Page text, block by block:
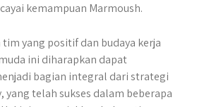
kemampuan Marmoush.
tim yang positif dan budaya kerja
ini diharapkan dapat
bagian integral dari strategi
yang telah sukses dalam beberapa